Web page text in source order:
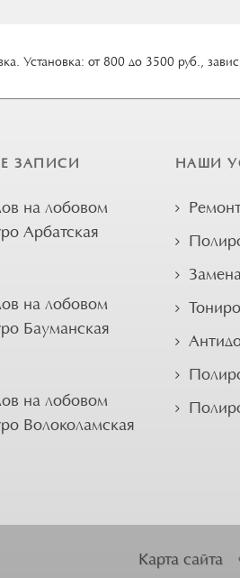
Установка: от 800 до 3500 руб.,
ЗАПИСИ
на лобовом
Арбатская
на лобовом
Бауманская
на лобовом
Волоколамская
НАШИ
Карта сайта